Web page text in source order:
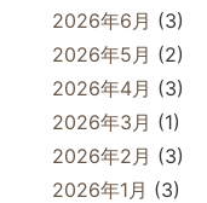
2026年6月 (3)
2026年5月 (2)
2026年4月 (3)
2026年3月 (1)
2026年2月 (3)
2026年1月 (3)